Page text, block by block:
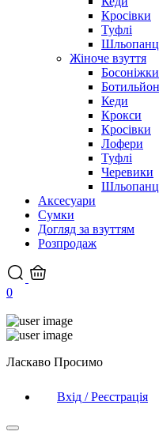
Кросівки
Туфлі
Жіноче взуття
Босоніжки
Кеди
Крокси
Кросівки
Лофери
Туфлі
Черевики
Аксесуари
Сумки
Догляд за взуттям
Розпродаж
0
Ласкаво Просимо
Вхід / Реєстрація